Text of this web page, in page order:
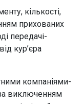
кількості,
прихованих
передачі-
кур’єра
компаніями-
виключенням